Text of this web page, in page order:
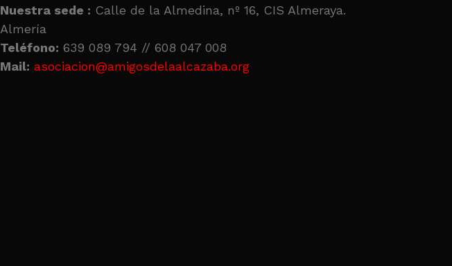
Nuestra sede : Calle de la Almedina, nº 16, CIS Almeraya.
Almería
Teléfono: 639 089 794 // 608 047 008
Mail: asociacion@amigosdelaalcazaba.org